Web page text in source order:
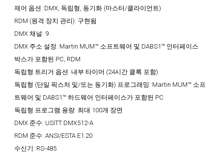
제어 옵션: DMX, 독립형, 동기화 (마스터/클라이언트)
RDM (원격 장치 관리): 구현됨
DMX 채널: 9
DMX 주소 설정: Martin MUM™ 소프트웨어 및 DABS1™ 인터페이스
박스가 포함된 PC, RDM
독립형 트리거 옵션: 내부 타이머 (24시간 클록 포함)
독립형 (단일 픽스처 및/또는 동기화) 프로그래밍: Martin MUM™ 소프
트웨어 및 DABS1™ 하드웨어 인터페이스가 포함된 PC
독립형 프로그램 용량: 최대 100개 장면
DMX 준수: USITT DMX512-A
RDM 준수: ANSI/ESTA E1.20
수신기: RS-485